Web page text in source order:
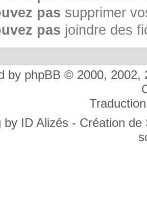
pas supprimer
pas joindre des
by phpBB © 2000, 2002,
by ID Alizés - Création